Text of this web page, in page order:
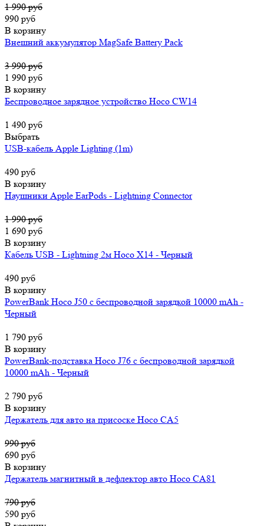
1 990 руб
990 руб
В корзину
Внешний аккумулятор MagSafe Battery Pack
3 990 руб
1 990 руб
В корзину
Беспроводное зарядное устройство Hoco CW14
1 490 руб
Выбрать
USB-кабель Apple Lighting (1m)
490 руб
В корзину
Наушники Apple EarPods - Lightning Connector
1 990 руб
1 690 руб
В корзину
Кабель USB - Lightning 2м Hoco X14 - Черный
490 руб
В корзину
PowerBank Hoco J50 с беспроводной зарядкой 10000 mAh -
Черный
1 790 руб
В корзину
PowerBank-подставка Hoco J76 с беспроводной зарядкой
10000 mAh - Черный
2 790 руб
В корзину
Держатель для авто на присоске Hoco CA5
990 руб
690 руб
В корзину
Держатель магнитный в дефлектор авто Hoco CA81
790 руб
590 руб